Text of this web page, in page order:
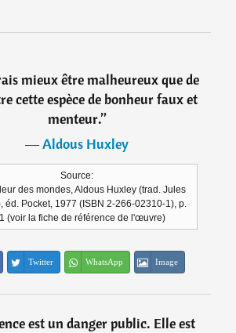
mieux être malheureux que de
cette espèce de bonheur faux et
menteur.”
―Aldous Huxley
Source:
des mondes, Aldous Huxley (trad. Jules
éd. Pocket, 1977 (ISBN 2-266-02310-1), p.
(voir la fiche de référence de l'œuvre)
Twitter WhatsApp Image
est un danger public. Elle est